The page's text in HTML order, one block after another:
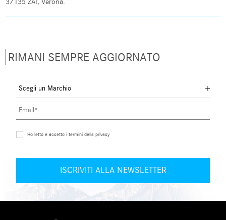
37135 ZAI, Verona.
RIMANI SEMPRE AGGIORNATO
Ho letto e accetto i termini della privacy